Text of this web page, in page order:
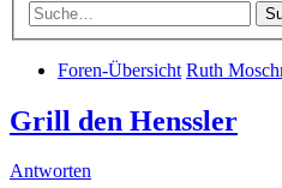
Foren-Übersicht Ruth
Grill den Henssler
Antworten